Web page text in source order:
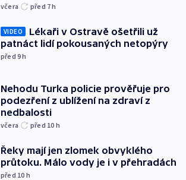
včera před 7h
VIDEO
Lékaři v Ostravě ošetřili už
patnáct lidí pokousaných netopýry
před 9h
Nehodu Turka policie prověřuje pro
podezření z ublížení na zdraví z
nedbalosti
včera před 10 h
Řeky mají jen zlomek obvyklého
průtoku. Málo vody je i v přehradách
před 10 h